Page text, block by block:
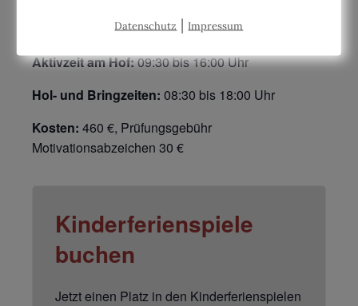
Aktivzeit am Hof:09:30 bis 16:00 Uhr
Hol- und Bringzeiten: 08:30 bis 18:00 Uhr
Kosten: 460 €, Prüfungsgebühr
Motivationsabzeichen 30 €
Kinderferienspiele
buchen
Jetzt einen Platz in den Kinderferienspielen
Datenschutz | Impressum